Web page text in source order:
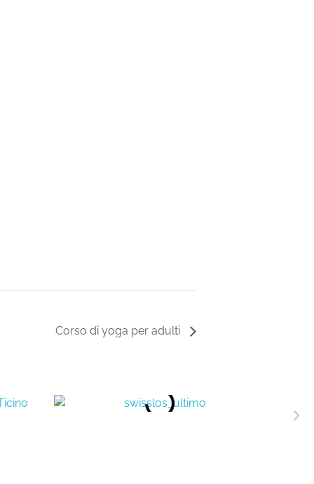
Corso di yoga per adulti